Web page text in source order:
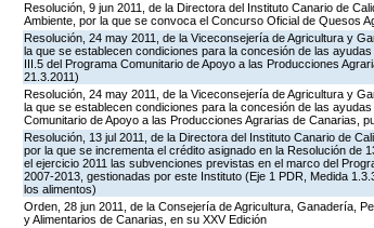
Resolución, 9 jun 2011, de la Directora del Instituto Canario de
Ambiente, por la que se convoca el Concurso Oficial de Quesos
Resolución, 24 may 2011, de la Viceconsejería de Agricultura y
la que se establecen condiciones para la concesión de las
III.5 del Programa Comunitario de Apoyo a las Producciones
21.3.2011)
Resolución, 24 may 2011, de la Viceconsejería de Agricultura y
la que se establecen condiciones para la concesión de las
Comunitario de Apoyo a las Producciones Agrarias de Canarias,
Resolución, 13 jul 2011, de la Directora del Instituto Canario de
por la que se incrementa el crédito asignado en la Resolución de
el ejercicio 2011 las subvenciones previstas en el marco del
2007-2013, gestionadas por este Instituto (Eje 1 PDR, Medida
los alimentos)
Orden, 28 jun 2011, de la Consejería de Agricultura, Ganadería,
y Alimentarios de Canarias, en su XXV Edición